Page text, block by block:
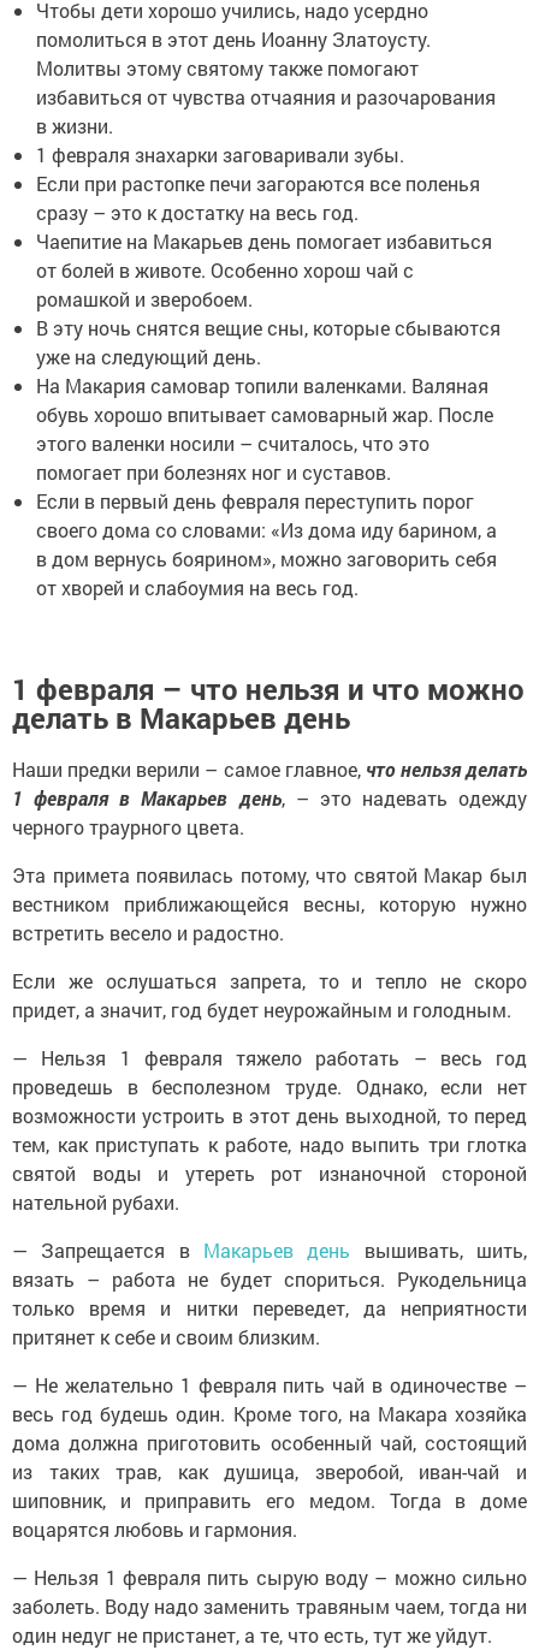
Чтобы дети хорошо учились, надо усердно
помолиться в этот день Иоанну Златоусту.
Молитвы этому святому также помогают
избавиться от чувства отчаяния и разочарования
в жизни.
1 февраля знахарки заговаривали зубы.
Если при растопке печи загораются все поленья
сразу – это к достатку на весь год.
Чаепитие на Макарьев день помогает избавиться
от болей в животе. Особенно хорош чай с
ромашкой и зверобоем.
В эту ночь снятся вещие сны, которые сбываются
уже на следующий день.
На Макария самовар топили валенками. Валяная
обувь хорошо впитывает самоварный жар. После
этого валенки носили – считалось, что это
помогает при болезнях ног и суставов.
Если в первый день февраля переступить порог
своего дома со словами: «Из дома иду барином, а
в дом вернусь боярином», можно заговорить себя
от хворей и слабоумия на весь год.
1 февраля – что нельзя и что можно
делать в Макарьев день
Наши предки верили – самое главное, что нельзя делать
1 февраля в Макарьев день, – это надевать одежду
черного траурного цвета.
Эта примета появилась потому, что святой Макар был
вестником приближающейся весны, которую нужно
встретить весело и радостно.
Если же ослушаться запрета, то и тепло не скоро
придет, а значит, год будет неурожайным и голодным.
— Нельзя 1 февраля тяжело работать – весь год
проведешь в бесполезном труде. Однако, если нет
возможности устроить в этот день выходной, то перед
тем, как приступать к работе, надо выпить три глотка
святой воды и утереть рот изнаночной стороной
нательной рубахи.
— Запрещается в Макарьев день вышивать, шить,
вязать – работа не будет спориться. Рукодельница
только время и нитки переведет, да неприятности
притянет к себе и своим близким.
— Не желательно 1 февраля пить чай в одиночестве –
весь год будешь один. Кроме того, на Макара хозяйка
дома должна приготовить особенный чай, состоящий
из таких трав, как душица, зверобой, иван-чай и
шиповник, и приправить его медом. Тогда в доме
воцарятся любовь и гармония.
— Нельзя 1 февраля пить сырую воду – можно сильно
заболеть. Воду надо заменить травяным чаем, тогда ни
один недуг не пристанет, а те, что есть, тут же уйдут.